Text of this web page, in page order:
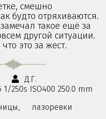
смешно
будто отряхиваются.
такое ещё за
другой ситуации.
это за жест.
Д.Г.
1/250s ISO400 250.0 mm
лазоревки